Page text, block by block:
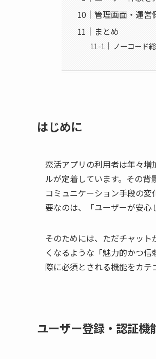
管理画面・運営
まとめ
ノーコード
はじめに
恋活アプリの利用者は年々
ルが定着しています。その
コミュニケーション手段の
要なのは、「ユーザーが安心
そのためには、ただチャッ
くなるような「魅力的かつ
際に必須とされる機能をカテ
ユーザー登録・認証機